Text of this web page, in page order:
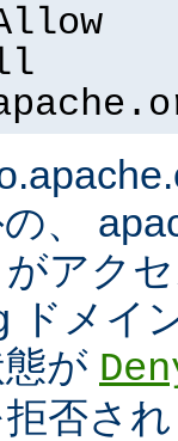
、
アク
ドメイ
が
否さ